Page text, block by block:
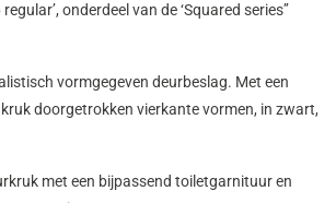
onderdeel van de ‘Squared series’’
vormgegeven deurbeslag. Met een
doorgetrokken vierkante vormen, in zwart,
met een bijpassend toiletgarnituur en